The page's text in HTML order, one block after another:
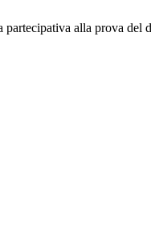
partecipativa alla prova del